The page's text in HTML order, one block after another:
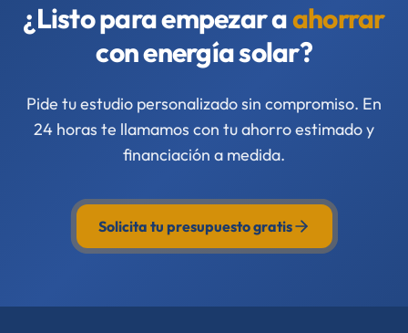
¿Listo para empezar aahorrar
con energía solar?
Pide tu estudio personalizado sin compromiso. En
24 horas te llamamos con tu ahorro estimado y
financiación a medida.
Solicita tu presupuesto gratis